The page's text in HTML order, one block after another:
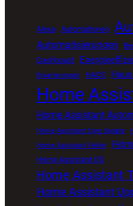
Alexa Automationen
Automatisierungen
Dashboard
Erweiterungen HACS
Home
Home Assistant
Home Assistant Core Update
Home Assistant Fehler
Home Assistant OS
Home Assistant
Home Assistant